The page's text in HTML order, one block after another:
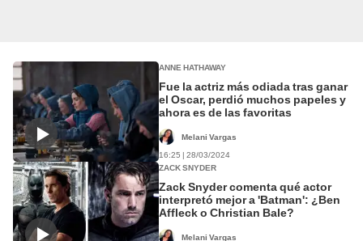
ANNE HATHAWAY
Fue la actriz más odiada tras ganar
el Oscar, perdió muchos papeles y
ahora es de las favoritas
Melani Vargas
16:25 | 28/03/2024
ZACK SNYDER
Zack Snyder comenta qué actor
interpretó mejor a 'Batman': ¿Ben
Affleck o Christian Bale?
Melani Vargas